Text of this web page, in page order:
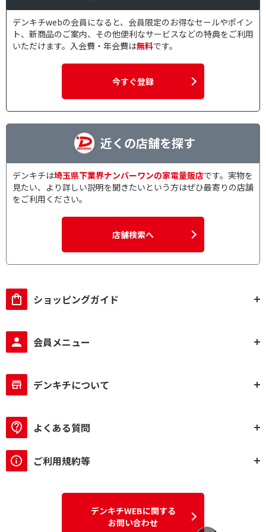
デンキチwebの会員になると、会員限定のお得なセールやポイン
ト、新商品のご案内、その他便利なサービスなどの特典をご利用
いただけます。入会費・年会費は無料です。
今すぐ登録
近くの店舗を探す
デンキチは埼玉県下業界ナンバーワンの家電量販店です。実物を
見たい、より詳しい説明を聞きたいという方はぜひ最寄りの店舗
をご利用ください。
店舗検索へ
ショッピングガイド
会員メニュー
デンキチについて
よくある質問
ご利用規約等
デンキチWEBに関する
お問い合わせ